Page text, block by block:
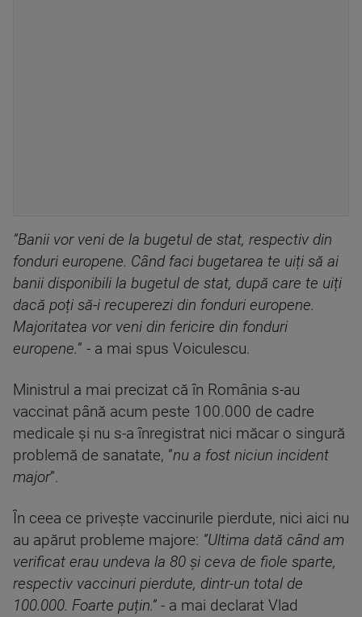
”Banii vor veni de la bugetul de stat, respectiv din
fonduri europene. Când faci bugetarea te uiți să ai
banii disponibili la bugetul de stat, după care te uiți
dacă poți să-i recuperezi din fonduri europene.
Majoritatea vor veni din fericire din fonduri
europene.” - a mai spus Voiculescu.
Ministrul a mai precizat că în România s-au
vaccinat până acum peste 100.000 de cadre
medicale și nu s-a înregistrat nici măcar o singură
problemă de sanatate, ”nu a fost niciun incident
major”.
În ceea ce privește vaccinurile pierdute, nici aici nu
au apărut probleme majore: ”Ultima dată când am
verificat erau undeva la 80 și ceva de fiole sparte,
respectiv vaccinuri pierdute, dintr-un total de
100.000. Foarte puțin.” - a mai declarat Vlad